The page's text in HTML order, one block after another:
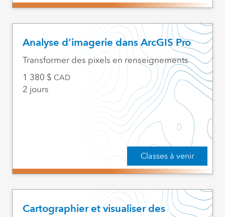
Analyse d’imagerie dans ArcGIS Pro
Classes à venir
Transformer des pixels en renseignements
1 380
CAD
2 jours
Cartographier et visualiser des